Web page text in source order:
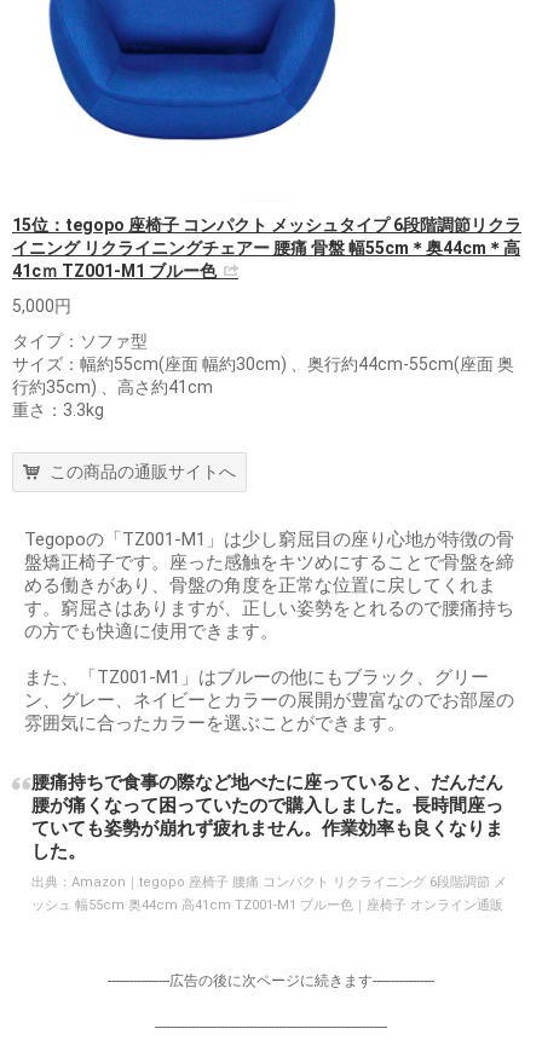
15位：tegopo 座椅子 コンパクト メッシュタイプ 6段階調節リクラ
イニング リクライニングチェアー 腰痛 骨盤 幅55cm＊奥44cm＊高
41cｍ TZ001-M1 ブルー色
5,000円
タイプ：ソファ型
サイズ：幅約55cm(座面 幅約30cm) 、奥行約44cm-55cm(座面 奥
行約35cm) 、高さ約41cm
重さ：3.3kg
この商品の通販サイトへ
Tegopoの「TZ001-M1」は少し窮屈目の座り心地が特徴の骨
盤矯正椅子です。座った感触をキツめにすることで骨盤を締
める働きがあり、骨盤の角度を正常な位置に戻してくれま
す。窮屈さはありますが、正しい姿勢をとれるので腰痛持ち
の方でも快適に使用できます。
また、「TZ001-M1」はブルーの他にもブラック、グリー
ン、グレー、ネイビーとカラーの展開が豊富なのでお部屋の
雰囲気に合ったカラーを選ぶことができます。
腰痛持ちで食事の際など地べたに座っていると、だんだん
腰が痛くなって困っていたので購入しました。長時間座っ
ていても姿勢が崩れず疲れません。作業効率も良くなりま
した。
出典： Amazon｜tegopo 座椅子 腰痛 コンパクト リクライニング 6段階調節 メ
ッシュ 幅55cm 奥44cm 高41cm TZ001-M1 ブルー色｜座椅子 オンライン通販
-----------------広告の後に次ページに続きます-----------------
----------------------------------------------------------------